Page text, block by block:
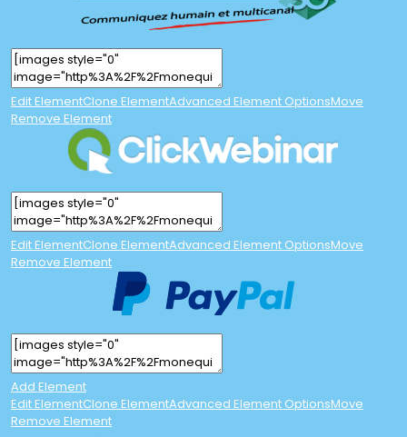
Edit ElementClone ElementAdvanced Element OptionsMove
Remove Element
Edit ElementClone ElementAdvanced Element OptionsMove
Remove Element
Add Element
Edit ElementClone ElementAdvanced Element OptionsMove
Remove Element